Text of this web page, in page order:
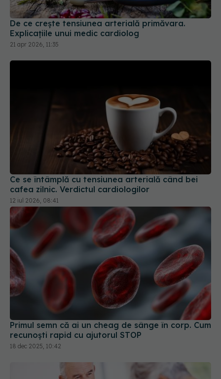
De ce crește tensiunea arterială primăvara.
Explicațiile unui medic cardiolog
21 apr 2026, 11:35
Ce se întâmplă cu tensiunea arterială când bei
cafea zilnic. Verdictul cardiologilor
12 iul 2026, 08:41
Primul semn că ai un cheag de sânge în corp. Cum
recunoști rapid cu ajutorul STOP
18 dec 2025, 10:42